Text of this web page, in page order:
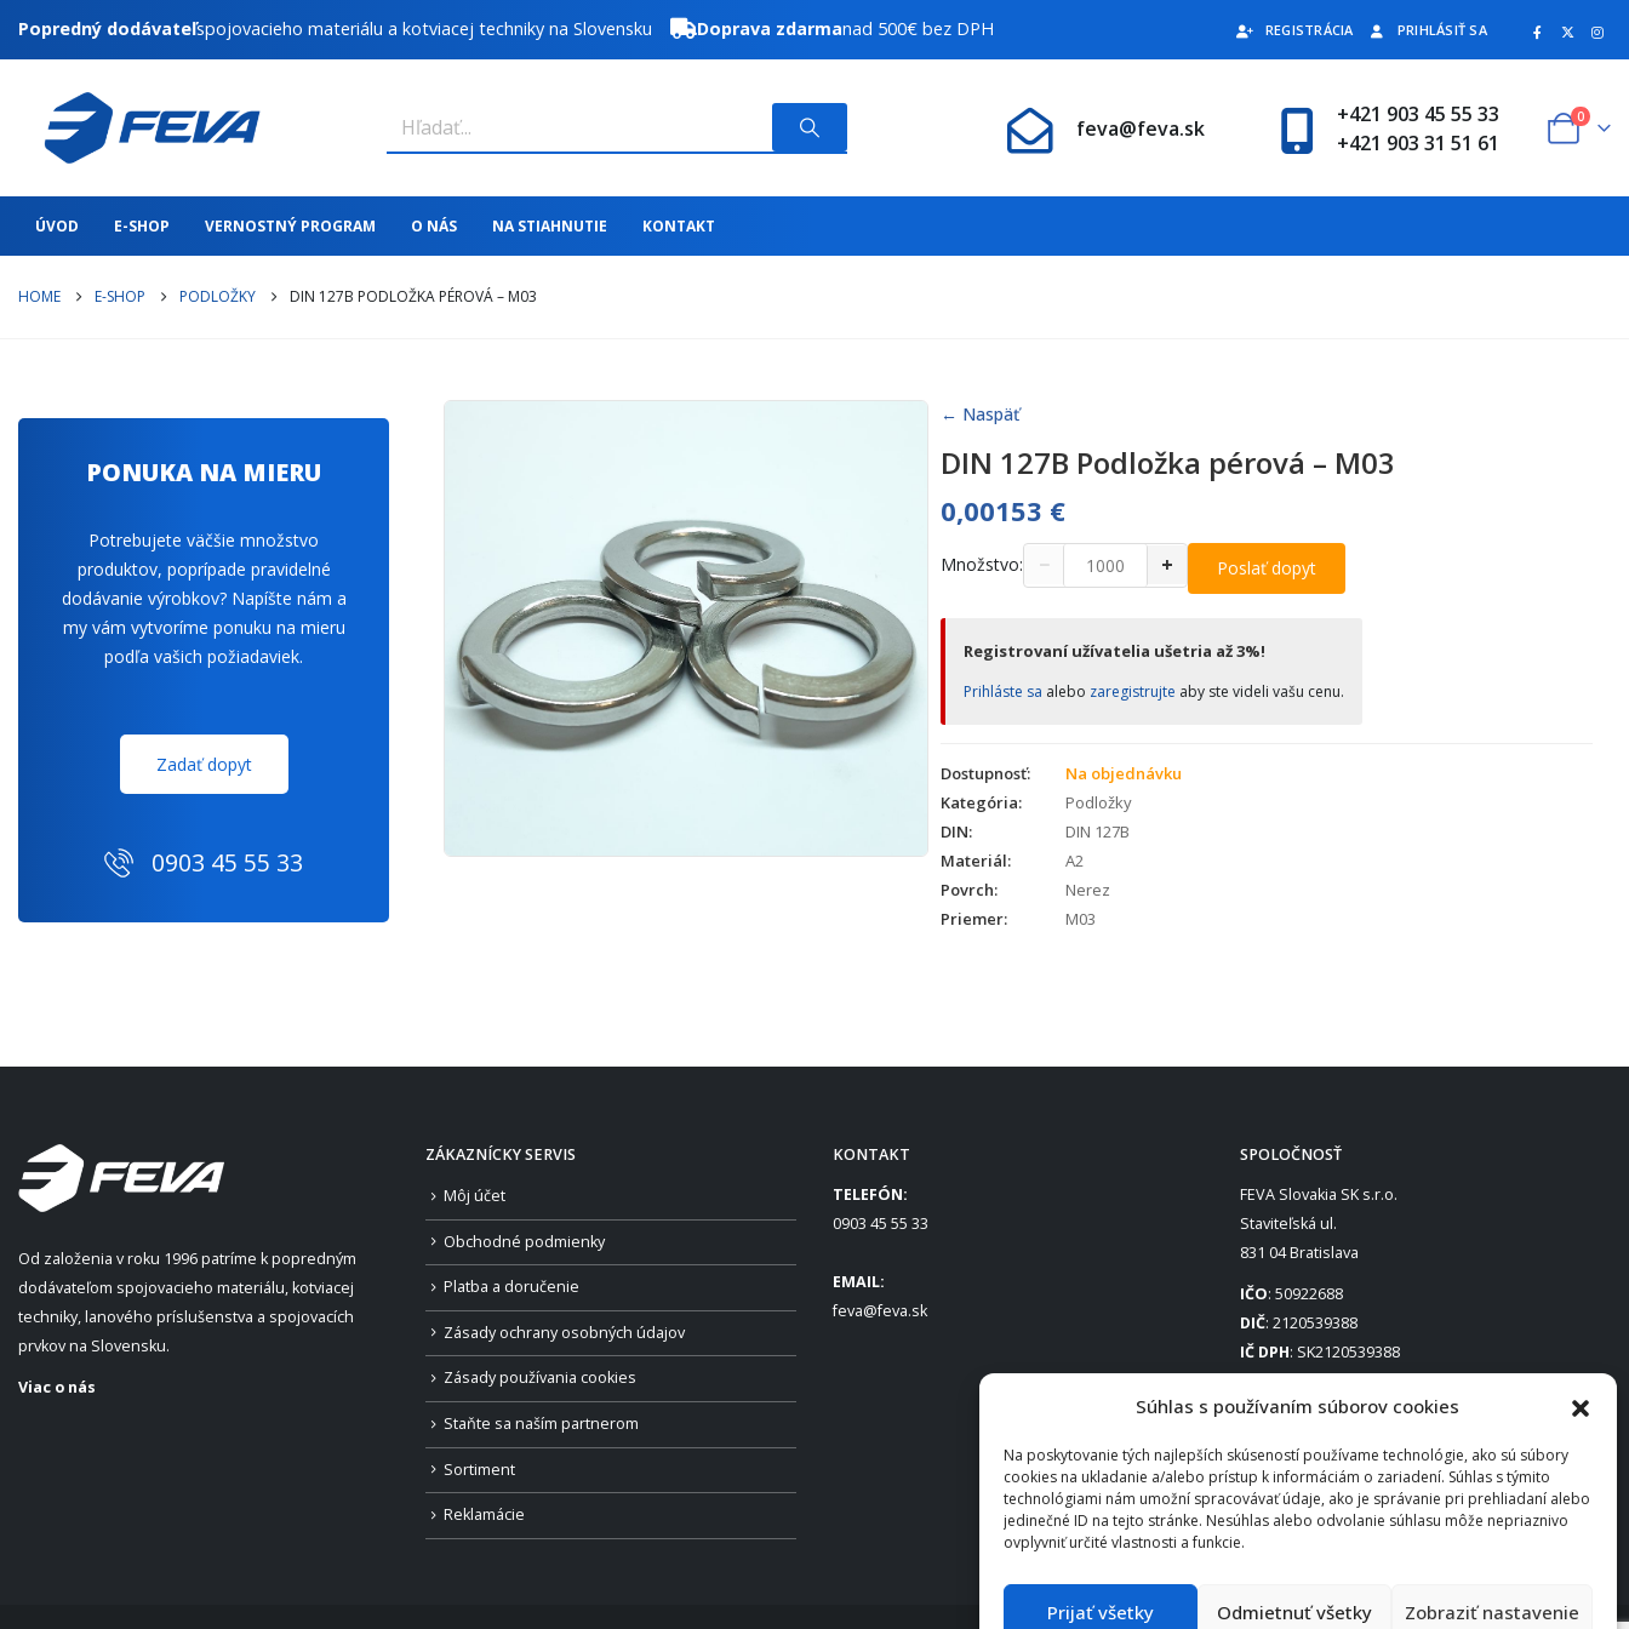
Súhlas s používaním súborov cookies
Na poskytovanie tých najlepších skúseností používame technológie, ako sú súbory
cookies na ukladanie a/alebo prístup k informáciám o zariadení. Súhlas s týmito
technológiami nám umožní spracovávať údaje, ako je správanie pri prehliadaní alebo
jedinečné ID na tejto stránke. Nesúhlas alebo odvolanie súhlasu môže nepriaznivo
ovplyvniť určité vlastnosti a funkcie.
Prijať všetky Odmietnuť všetky Zobraziť nastavenie
Popredný dodávateľspojovacieho materiálu a kotviacej techniky na Slovensku Doprava zdarmanad 500€ bez DPH REGISTRÁCIA PRIHLÁSIŤ SA
feva@feva.sk
+421 903 45 55 33
+421 903 31 51 61
0
ÚVOD E-SHOP VERNOSTNÝ PROGRAM O NÁS NA STIAHNUTIE KONTAKT
HOME E-SHOP PODLOŽKY DIN 127B PODLOŽKA PÉROVÁ – M03
← Naspäť
DIN 127B Podložka pérová – M03
0,00153 €
Množstvo: − + Poslať dopyt
Registrovaní užívatelia ušetria až 3%!
Prihláste sa alebo zaregistrujte aby ste videli vašu cenu.
Dostupnosť:
Na objednávku
Kategória:
Podložky
DIN:
DIN 127B
Materiál:
A2
Povrch:
Nerez
Priemer:
M03
PONUKA NA MIERU
Potrebujete väčšie množstvo
produktov, poprípade pravidelné
dodávanie výrobkov? Napíšte nám a
my vám vytvoríme ponuku na mieru
podľa vašich požiadaviek.
Zadať dopyt
0903 45 55 33
Od založenia v roku 1996 patríme k popredným
dodávateľom spojovacieho materiálu, kotviacej
techniky, lanového príslušenstva a spojovacích
prvkov na Slovensku.
Viac o nás
ZÁKAZNÍCKY SERVIS
Môj účet
Obchodné podmienky
Platba a doručenie
Zásady ochrany osobných údajov
Zásady používania cookies
Staňte sa naším partnerom
Sortiment
Reklamácie
KONTAKT
TELEFÓN:
0903 45 55 33
EMAIL:
feva@feva.sk
SPOLOČNOSŤ
FEVA Slovakia SK s.r.o.
Staviteľská ul.
831 04 Bratislava
IČO: 50922688
DIČ: 2120539388
IČ DPH: SK2120539388